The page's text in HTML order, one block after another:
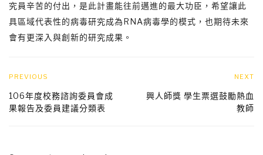
究員辛苦的付出，是此計畫能往前邁進的最大功臣，希望讓此
具區域代表性的病毒研究成為RNA病毒學的模式，也期待未來
會有更深入與創新的研究成果。
PREVIOUS
106年度校務諮詢委員會成
果報告及委員建議分類表
NEXT
興人師獎 學生票選鼓勵熱血
教師